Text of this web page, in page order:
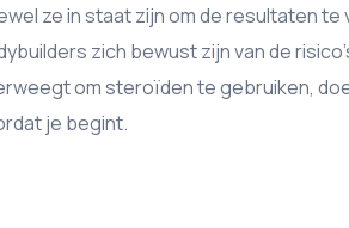
ze in staat zijn om de resultaten
zich bewust zijn van de
om steroïden te gebruiken,
je begint.